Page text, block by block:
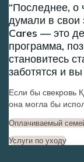
Последнее, о
думали в свои
Cares — это
программа,
становитесь
заботятся и
Если бы свекровь
она могла бы
Оплачиваемый
Услуги по уходу